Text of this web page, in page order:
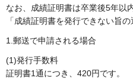
なお、成績証明書は卒業後5年以
「成績証明書を発行できない旨
1.郵送で申請される場合
(1)発行手数料
証明書1通につき、420円です。